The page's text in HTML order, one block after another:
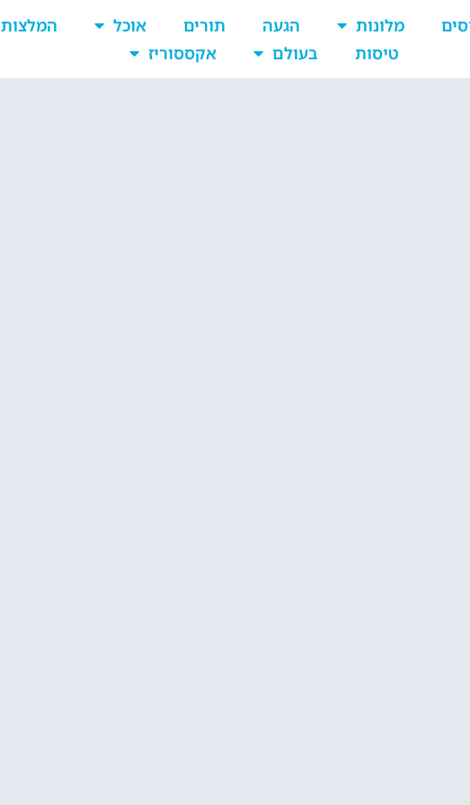
מלונות הגעה תורים אוכל המלצות
טיסות
בעולם אקססוריז